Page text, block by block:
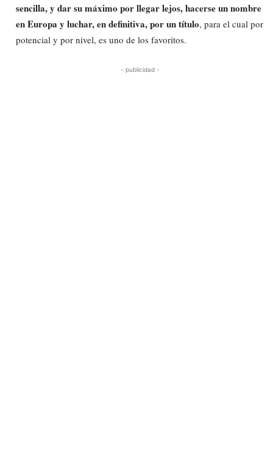
sencilla, y dar su máximo por llegar lejos, hacerse un nombre
en Europa y luchar, en definitiva, por un título, para el cual por
potencial y por nivel, es uno de los favoritos.
- publicidad -